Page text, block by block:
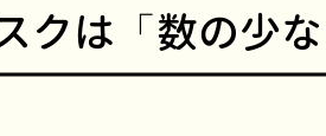
クは「数の少